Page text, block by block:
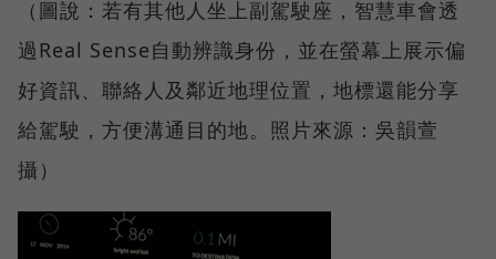
（圖說：若有其他人坐上副駕駛座，智慧車會透
過Real Sense自動辨識身份，並在螢幕上展示偏
好資訊、聯絡人及鄰近地理位置，地標還能分享
給駕駛，方便溝通目的地。照片來源：吳韻萱
攝）